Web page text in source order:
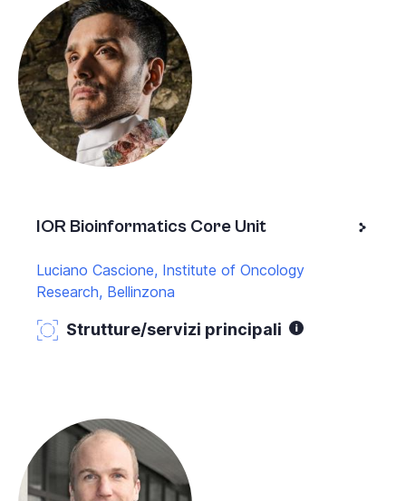
IOR Bioinformatics Core Unit
Luciano Cascione, Institute of Oncology
Research, Bellinzona
Strutture/servizi principali